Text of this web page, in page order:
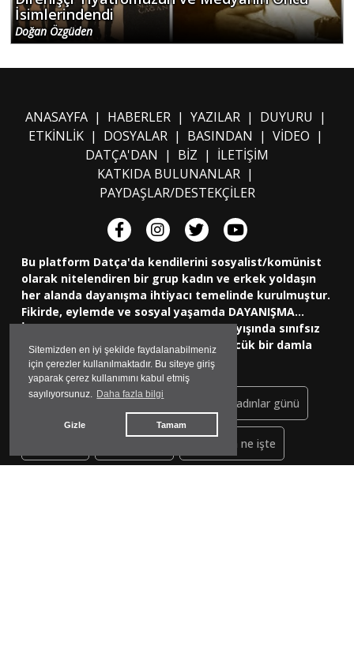
Sitemizden en iyi şekilde faydalanabilmeniz
için çerezler kullanılmaktadır. Bu siteye giriş
yaparak çerez kullanımını kabul etmiş
sayılıyorsunuz.
Daha fazla bilgi
Gizle Tamam
İsimlerindendi
Doğan Özgüden
ANASAYFA| HABERLER| YAZILAR| DUYURU |
ETKİNLİK| DOSYALAR| BASINDAN | VİDEO |
DATÇA'DAN | BİZ | İLETİŞİM
KATKIDA BULUNANLAR |
PAYDAŞLAR/DESTEKÇİLER
Bu platform Datça'da kendilerini sosyalist/komünist
olarak nitelendiren bir grup kadın ve erkek yoldaşın
her alanda dayanışma ihtiyacı temelinde kurulmuştur.
Fikirde, eylemde ve sosyal yaşamda DAYANIŞMA...
İnsanlığın eşitlik, özgürlük, adalet arayışında sınıfsız
bir dünya için uzun yürüyüşünde küçücük bir damla
olmayı hedeflemektedir.
sınıf sendikacılığı üç selvi dünya kadınlar günü
ne okulda ne işte